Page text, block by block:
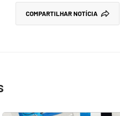
COMPARTILHAR NOTÍCIA